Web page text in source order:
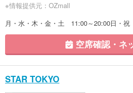
※情報提供元：OZmall
月・水・木・金・土 11:00～20:00日・
空席確認・ネ
STAR TOKYO